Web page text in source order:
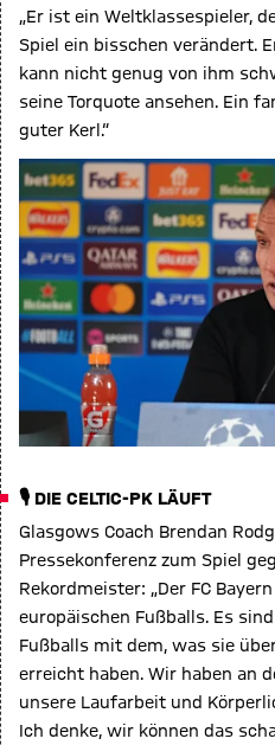
„Er ist ein Weltklassespieler,
Spiel ein bisschen verändert.
kann nicht genug von ihm
seine Torquote ansehen. Ein
guter Kerl.“
🎙️ DIE CELTIC-PK LÄUFT
Glasgows Coach Brendan
Pressekonferenz zum Spiel
Rekordmeister: „Der FC
europäischen Fußballs. Es
Fußballs mit dem, was sie
erreicht haben. Wir haben an
unsere Laufarbeit und
Ich denke, wir können das